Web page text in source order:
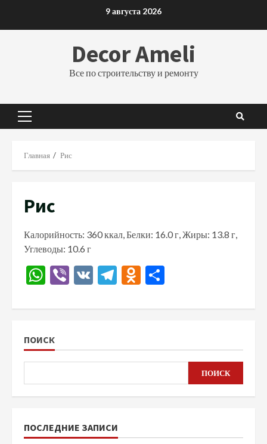
9 августа 2026
Decor Ameli
Все по строительству и ремонту
Основное
Главная Рис
Рис
Калорийность: 360 ккал, Белки: 16.0 г, Жиры: 13.8 г,
Углеводы: 10.6 г
WhatsApp
Viber
VK Telegram
Odnoklassniki
ПОИСК
ПОИСК
ПОСЛЕДНИЕ ЗАПИСИ